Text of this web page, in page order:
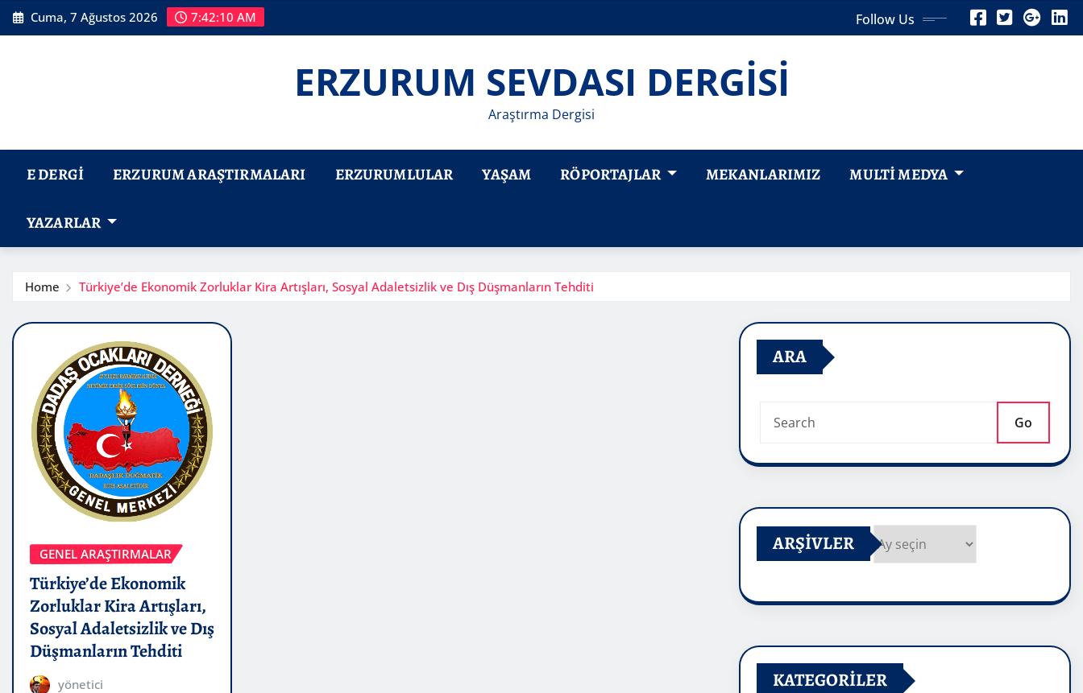
Skip
to
Cuma, 7 Ağustos 2026 7:42:11 AM Follow Us
ERZURUM SEVDASI DERGİSİ
Araştırma Dergisi
E DERGI ERZURUM ARAŞTIRMALARI ERZURUMLULAR YAŞAM RÖPORTAJLAR MEKANLARIMIZ MULTI MEDYA
YAZARLAR
Home Türkiye’de Ekonomik Zorluklar Kira Artışları, Sosyal Adaletsizlik ve Dış Düşmanların Tehditi
GENEL ARAŞTIRMALAR
Türkiye’de Ekonomik
Zorluklar Kira Artışları,
Sosyal Adaletsizlik ve Dış
Düşmanların Tehditi
yönetici
ARA
Go
ARŞIVLER
KATEGORILER